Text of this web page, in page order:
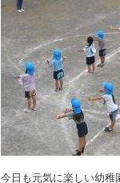
今日も元気に楽しい幼稚